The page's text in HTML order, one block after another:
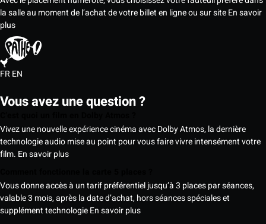
la salle au moment de l’achat de votre billet en ligne ou sur siteEn savoir
plus
FREN
Vous avez une question ?
Vivez une nouvelle expérience cinéma avec Dolby Atmos, la dernière
technologie audio mise au point pour vous faire vivre intensément votre
film. En savoir plus
Vous donne accès à un tarif préférentiel jusqu’à 3 places par séances,
valable 3 mois, après la date d’achat, hors séances spéciales et
supplément technologieEn savoir plus